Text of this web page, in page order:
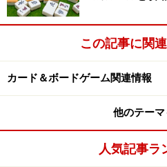
この記事に関
カード＆ボードゲーム関連情報
他のテー
人気記事ラ